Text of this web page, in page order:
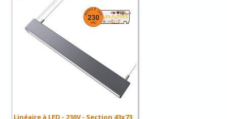
Linéaire à LED - 230V - Section 43x73